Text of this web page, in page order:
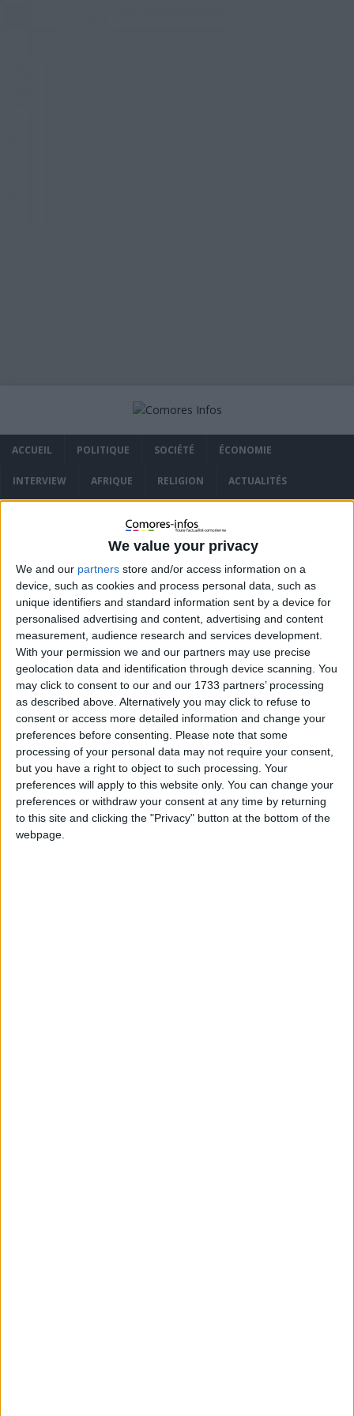
We value your privacy
We and our partners store and/or access information on a
device, such as cookies and process personal data, such as
unique identifiers and standard information sent by a device for
personalised advertising and content, advertising and content
measurement, audience research and services development.
With your permission we and our partners may use precise
geolocation data and identification through device scanning. You
may click to consent to our and our 1733 partners’ processing
as described above. Alternatively you may click to refuse to
consent or access more detailed information and change your
preferences before consenting.
Please note that some
processing of your personal data may not require your consent,
but you have a right to object to such processing. Your
preferences will apply to this website only. You can change your
preferences or withdraw your consent at any time by returning
to this site and clicking the "Privacy" button at the bottom of the
webpage.
ACCUEIL POLITIQUE SOCIÉTÉ ÉCONOMIE
INTERVIEW AFRIQUE RELIGION ACTUALITÉS
POLITIQUE DE COOKIES (UE)
Accueil Diaspora
Diaspora
Toute l’actualité de la diaspora comorienne
Anyibu, le nouveau clip qui fait le buzz sur web
16 septembre 2016 La Rédaction
Les talents comoriens s’exportent, Faouz et Lucky
attendus à Marseille